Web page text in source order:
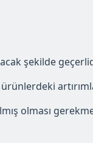
şekilde
olması